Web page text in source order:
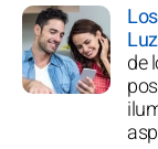
Luz
de